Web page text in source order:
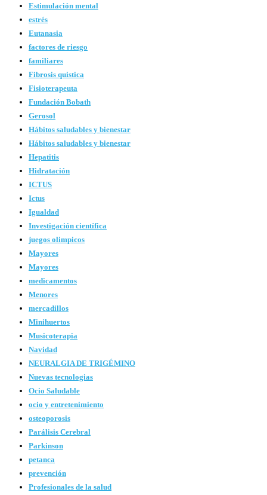
Estimulación mental
estrés
Eutanasia
factores de riesgo
familiares
Fibrosis quistica
Fisioterapeuta
Fundación Bobath
Gerosol
Hábitos saludables y bienestar
Hábitos saludables y bienestar
Hepatitis
Hidratación
ICTUS
Ictus
Igualdad
Investigación científica
juegos olimpicos
Mayores
Mayores
medicamentos
Menores
mercadillos
Minihuertos
Musicoterapia
Navidad
NEURALGIA DE TRIGÉMINO
Nuevas tecnologias
Ocio Saludable
ocio y entretenimiento
osteoporosis
Parálisis Cerebral
Parkinson
petanca
prevención
Profesionales de la salud